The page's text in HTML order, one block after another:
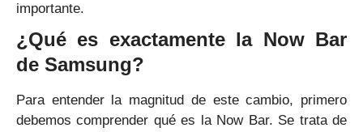
importante.
¿Qué es exactamente la Now Bar
de Samsung?
Para entender la magnitud de este cambio, primero
debemos comprender qué es la Now Bar. Se trata de